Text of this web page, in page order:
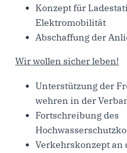
Kon­zept für
Elektromobilität
Abschaf­fung der
Wir wol­len sicher leben!
Unter­stüt­zung der
weh­ren in der
Fort­schrei­bung des
Ver­kehrs­kon­zept an